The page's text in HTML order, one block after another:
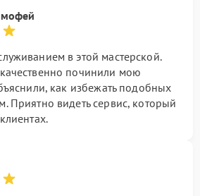
в этой мастерской.
починили мою
как избежать подобных
Приятно видеть сервис, который